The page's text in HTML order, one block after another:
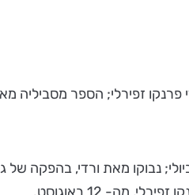
זפירלי; הספר מסביליה מאת